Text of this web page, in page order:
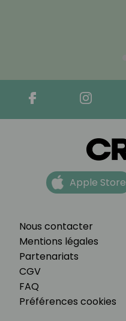
Nous contacter
Mentions légales
Partenariats
CGV
FAQ
Préférences cookies
Apple Store